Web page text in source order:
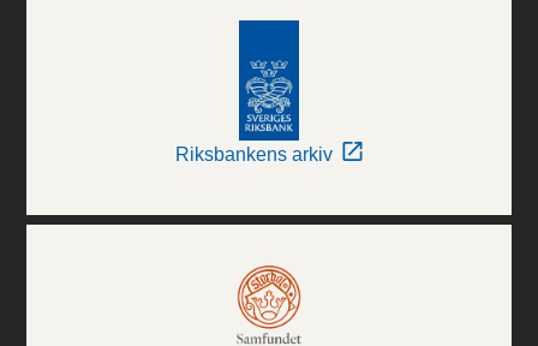
Riksbankens arkiv